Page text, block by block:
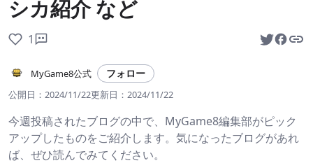
シカ紹介 など
1
MyGame8公式 フォロー
公開日： 2024/11/22更新日： 2024/11/22
今週投稿されたブログの中で、MyGame8編集部がピック
アップしたものをご紹介します。気になったブログがあれ
ば、ぜひ読んでみてください。